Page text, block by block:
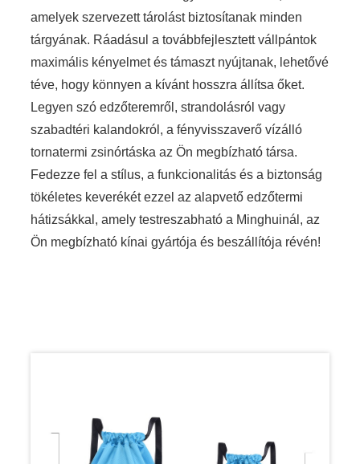
amelyek szervezett tárolást biztosítanak minden
tárgyának. Ráadásul a továbbfejlesztett vállpántok
maximális kényelmet és támaszt nyújtanak, lehetővé
téve, hogy könnyen a kívánt hosszra állítsa őket.
Legyen szó edzőteremről, strandolásról vagy
szabadtéri kalandokról, a fényvisszaverő vízálló
tornatermi zsinórtáska az Ön megbízható társa.
Fedezze fel a stílus, a funkcionalitás és a biztonság
tökéletes keverékét ezzel az alapvető edzőtermi
hátizsákkal, amely testreszabható a Minghuinál, az
Ön megbízható kínai gyártója és beszállítója révén!